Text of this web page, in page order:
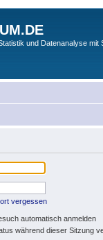
und Datenanalyse mit
vergessen
automatisch anmelden
während dieser Sitzung